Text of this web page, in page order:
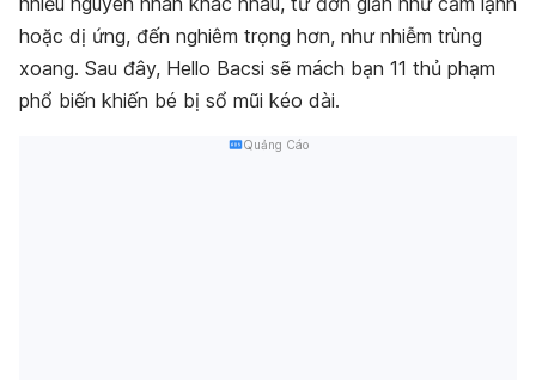
hoặc dị ứng, đến nghiêm trọng hơn, như nhiễm trùng
xoang. Sau đây, Hello Bacsi sẽ mách bạn 11 thủ phạm
phổ biến khiến bé bị sổ mũi kéo dài.
Quảng Cáo